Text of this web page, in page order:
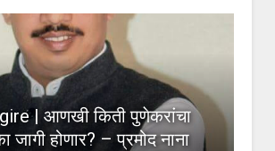
| आणखी किती पुणेकरांचा
जागी होणार? – प्रमोद नाना